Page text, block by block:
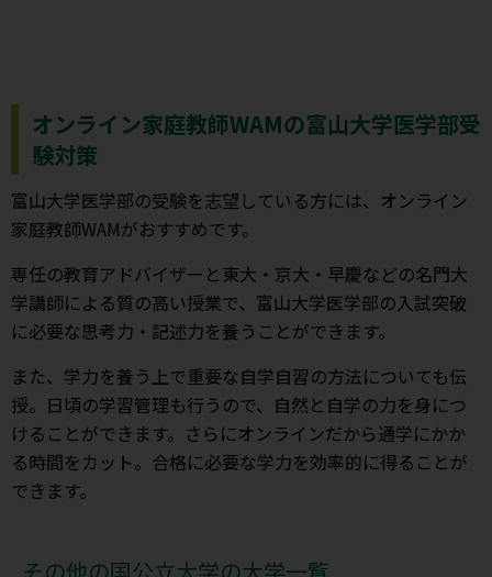
オンライン家庭教師WAMの富山大学医学部受
験対策
富山大学医学部の受験を志望している方には、オンライン
家庭教師WAMがおすすめです。
専任の教育アドバイザーと東大・京大・早慶などの名門大
学講師による質の高い授業で、富山大学医学部の入試突破
に必要な思考力・記述力を養うことができます。
また、学力を養う上で重要な自学自習の方法についても伝
授。日頃の学習管理も行うので、自然と自学の力を身につ
けることができます。さらにオンラインだから通学にかか
る時間をカット。合格に必要な学力を効率的に得ることが
できます。
その他の国公立大学の大学一覧